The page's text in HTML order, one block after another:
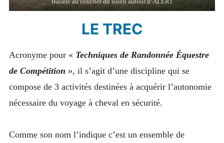
LE TREC
Acronyme pour « Techniques de Randonnée Équestre
de Compétition », il s’agit d’une discipline qui se
compose de 3 activités destinées à acquérir l’autonomie
nécessaire du voyage à cheval en sécurité.
Comme son nom l’indique c’est un ensemble de